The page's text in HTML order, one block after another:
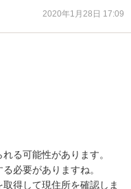
2020年1月28日 17:09
る可能性があります。
必要がありますね。
得して現住所を確認しま